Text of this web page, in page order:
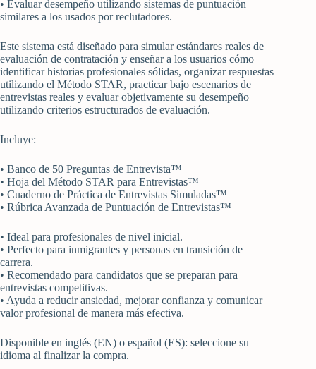
• Evaluar desempeño utilizando sistemas de puntuación
similares a los usados por reclutadores.
Este sistema está diseñado para simular estándares reales de
evaluación de contratación y enseñar a los usuarios cómo
identificar historias profesionales sólidas, organizar respuestas
utilizando el Método STAR, practicar bajo escenarios de
entrevistas reales y evaluar objetivamente su desempeño
utilizando criterios estructurados de evaluación.
Incluye:
• Banco de 50 Preguntas de Entrevista™
• Hoja del Método STAR para Entrevistas™
• Cuaderno de Práctica de Entrevistas Simuladas™
• Rúbrica Avanzada de Puntuación de Entrevistas™
• Ideal para profesionales de nivel inicial.
• Perfecto para inmigrantes y personas en transición de
carrera.
• Recomendado para candidatos que se preparan para
entrevistas competitivas.
• Ayuda a reducir ansiedad, mejorar confianza y comunicar
valor profesional de manera más efectiva.
Disponible en inglés (EN) o español (ES): seleccione su
idioma al finalizar la compra.